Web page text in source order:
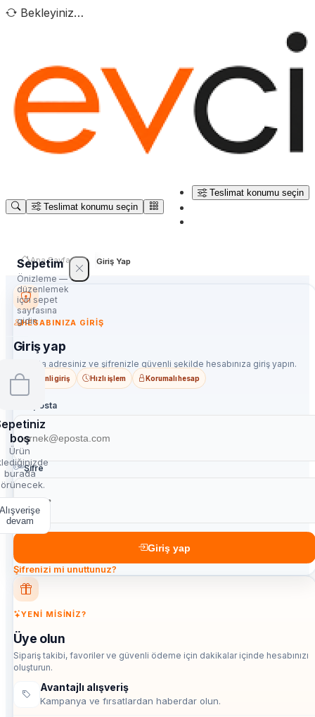
Bekleyiniz…
Teslimat konumu seçin
Teslimat konumu seçin
Sepetim
Önizleme —
düzenlemek
için sepet
sayfasına
gidin
boş
Ürün
burada
Alışverişe
devam
Ana Sayfa Giriş Yap
HESABINIZA GIRIŞ
Giriş yap
E-posta adresiniz ve şifrenizle güvenli şekilde hesabınıza giriş yapın.
Güvenli giriş Hızlı işlem Korumalı hesap
E-posta
Şifre
Giriş yap
Şifrenizi mi unuttunuz?
YENI MISINIZ?
Üye olun
Sipariş takibi, favoriler ve güvenli ödeme için dakikalar içinde hesabınızı
oluşturun.
Avantajlı alışveriş
Kampanya ve fırsatlardan haberdar olun.